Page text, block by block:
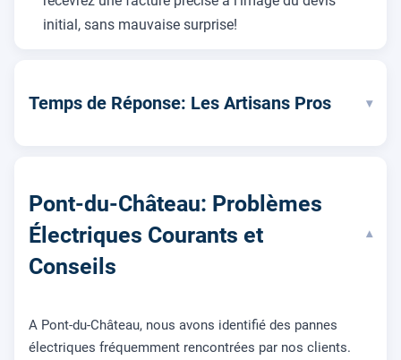
initial, sans mauvaise surprise!
Temps de Réponse: Les Artisans Pros ▾
Pont-du-Château: Problèmes
Électriques Courants et
Conseils
▾
A Pont-du-Château, nous avons identifié des pannes
électriques fréquemment rencontrées par nos clients.